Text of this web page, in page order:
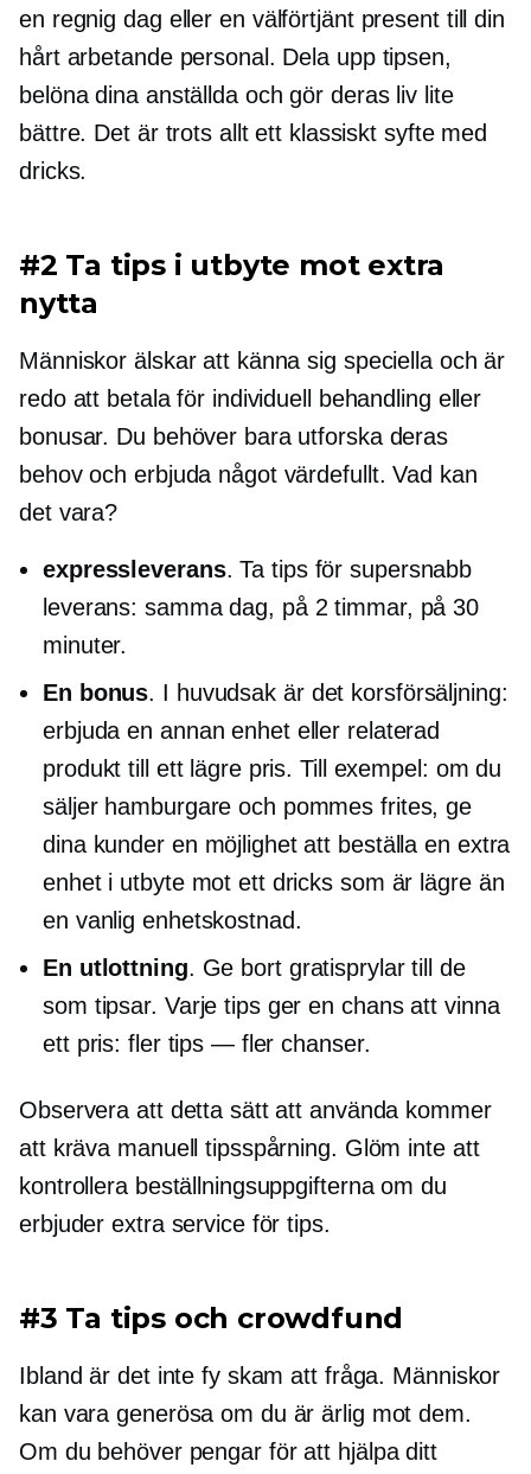
en regnig dag eller en välförtjäntpresent till din
hårt arbetande personal. Dela upp tipsen,
belöna dina anställda och gör deras liv lite
bättre. Det är trots allt ett klassiskt syfte med
dricks.
#2 Ta tips i utbyte mot extra
nytta
Människor älskar att känna sig speciella och är
redo att betala för individuell behandling eller
bonusar. Du behöver bara utforska deras
behov och erbjuda något värdefullt. Vad kan
det vara?
expressleverans. Ta tips för supersnabb
leverans: samma dag, på 2 timmar, på 30
minuter.
En bonus. I huvudsak är det korsförsäljning:
erbjuda en annan enhet eller relaterad
produkt till ett lägre pris. Till exempel: om du
säljer hamburgare och pommes frites, ge
dina kunder en möjlighet att beställa en extra
enhet i utbyte mot ett dricks som är lägre än
en vanlig enhetskostnad.
En utlottning. Ge bort gratisprylar till de
som tipsar. Varje tips ger en chans att vinna
ett pris: fler tips — fler chanser.
Observera att detta sätt att använda kommer
att kräva manuell tipsspårning. Glöm inte att
kontrollera beställningsuppgifterna om du
erbjuder extra service för tips.
#3 Ta tips och crowdfund
Ibland är det inte fy skam att fråga. Människor
kan vara generösa om du är ärlig mot dem.
Om du behöver pengar för att hjälpa ditt